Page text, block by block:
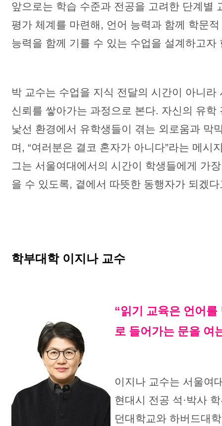
앞으로는 학습 수준과 전공을 고려한 단계별
평가 체계를 마련해, 언어 능력과 함께 학문적
능력을 함께 기를 수 있는 수업을 설계하고자
박 교수는 수업을 지식 전달의 시간이 아니라
신뢰를 쌓아가는 과정으로 본다. 자신의 유학
낯선 환경에서 유학생들이 겪는 외로움과 막
며, “여러분은 결코 혼자가 아니다”라는 메시
그는 서울여대에서의 시간이 학생들에게 가
을 수 있도록, 곁에서 따뜻한 동행자가 되겠
학부대학 이지나 교수
“읽기 교육은 언어를
로 들어가는 문을 여
이지나 교수는 서울여
현대시 전공 석·박사
던대학교와 하버드대